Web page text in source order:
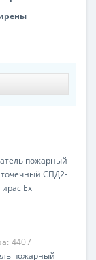
4407
пожарный